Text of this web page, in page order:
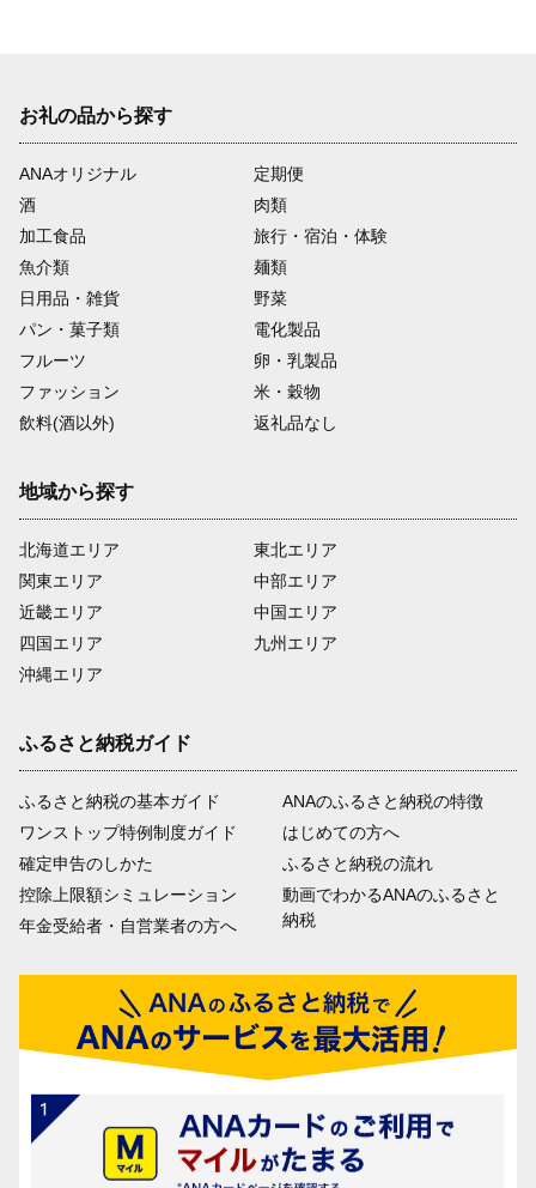
お礼の品から探す
ANAオリジナル
定期便
酒
肉類
加工食品
旅行・宿泊・体験
魚介類
麺類
日用品・雑貨
野菜
パン・菓子類
電化製品
フルーツ
卵・乳製品
ファッション
米・穀物
飲料(酒以外)
返礼品なし
地域から探す
北海道エリア
関東エリア
近畿エリア
四国エリア
沖縄エリア
東北エリア
中部エリア
中国エリア
九州エリア
ふるさと納税ガイド
ふるさと納税の基本ガイド
ワンストップ特例制度ガイド
確定申告のしかた
控除上限額シミュレーション
年金受給者・自営業者の方へ
ANAのふるさと納税の特徴
はじめての方へ
ふるさと納税の流れ
動画でわかるANAのふるさと
納税